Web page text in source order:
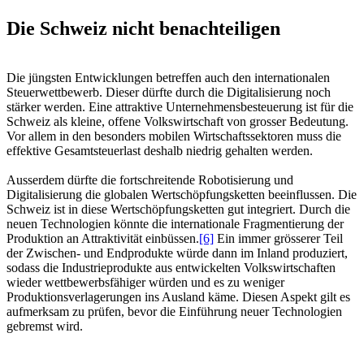
Die Schweiz nicht benachteiligen
Die jüngsten Entwicklungen betreffen auch den internationalen
Steuerwettbewerb. Dieser dürfte durch die Digitalisierung noch
stärker werden. Eine attraktive Unternehmensbesteuerung ist für die
Schweiz als kleine, offene Volkswirtschaft von grosser Bedeutung.
Vor allem in den besonders mobilen Wirtschaftssektoren muss die
effektive Gesamtsteuerlast deshalb niedrig gehalten werden.
Ausserdem dürfte die fortschreitende Robotisierung und
Digitalisierung die globalen Wertschöpfungsketten beeinflussen. Die
Schweiz ist in diese Wertschöpfungsketten gut integriert. Durch die
neuen Technologien könnte die internationale Fragmentierung der
Produktion an Attraktivität einbüssen.[6] Ein immer grösserer Teil
der Zwischen- und Endprodukte würde dann im Inland produziert,
sodass die Industrieprodukte aus entwickelten Volkswirtschaften
wieder wettbewerbsfähiger würden und es zu weniger
Produktionsverlagerungen ins Ausland käme. Diesen Aspekt gilt es
aufmerksam zu prüfen, bevor die Einführung neuer Technologien
gebremst wird.